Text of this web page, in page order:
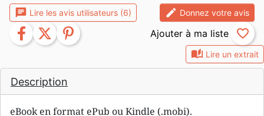
auto_stories Lire un extrait
Description
eBook en format ePub ou Kindle (.mobi).
chat Lire les avis utilisateurs (6) edit Donnez votre avis
facebook twitter pinterest favorite_border